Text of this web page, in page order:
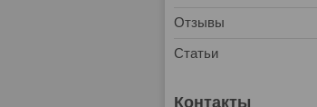
Отзывы
Статьи